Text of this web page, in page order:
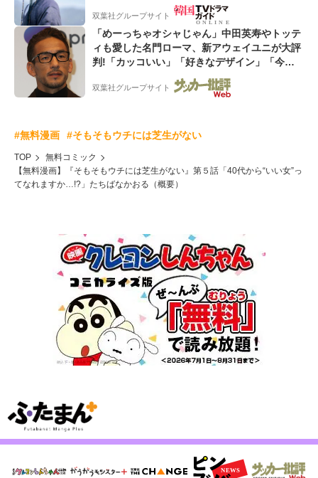
双葉社グループサイト
「めーっちゃオシャじゃん」中田英寿やトッテ
ィも愛した名門ローマ、新アウェイユニが大評
判!「カッコいい」「好きなデザイン」「今年
双葉社グループサイト
#無料漫画 #そもそもウチには芝生がない
TOP
無料コミック
【無料漫画】『そもそもウチには芝生がない』第５話「40代から“いい女”っ
てなれますか…!?」たちばなかおる（概要）